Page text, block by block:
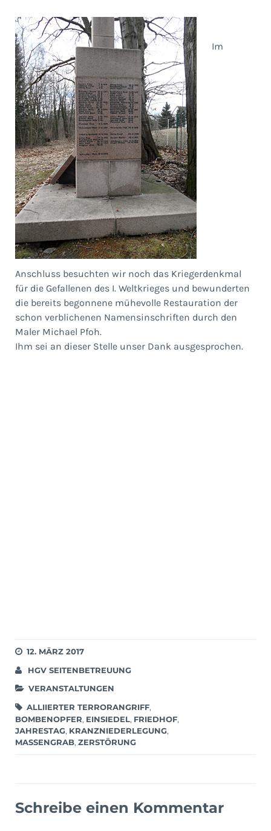
Im
Anschluss besuchten wir noch das Kriegerdenkmal
für die Gefallenen des I. Weltkrieges und bewunderten
die bereits begonnene mühevolle Restauration der
schon verblichenen Namensinschriften durch den
Maler Michael Pfoh.
Ihm sei an dieser Stelle unser Dank ausgesprochen.
12. MÄRZ 2017
HGV SEITENBETREUUNG
VERANSTALTUNGEN
ALLIIERTER TERRORANGRIFF,
BOMBENOPFER, EINSIEDEL, FRIEDHOF,
JAHRESTAG, KRANZNIEDERLEGUNG,
MASSENGRAB, ZERSTÖRUNG
Schreibe einen Kommentar